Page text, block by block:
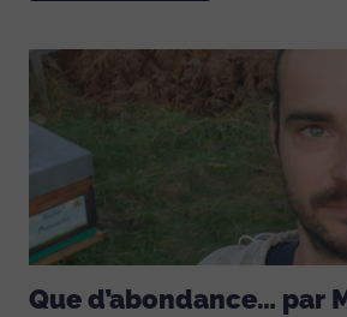
Que d’abondance… par